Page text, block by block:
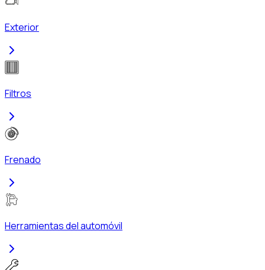
Exterior
Filtros
Frenado
Herramientas del automóvil